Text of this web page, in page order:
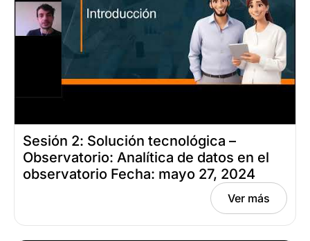
Sesión 2: Solución tecnológica –
Observatorio: Analítica de datos en el
observatorio Fecha: mayo 27, 2024
Ver más